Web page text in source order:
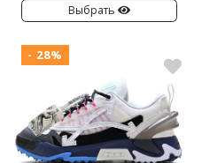
Выбрать
- 28%